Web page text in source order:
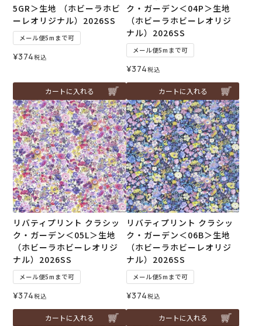
5GR＞生地 （ホビーラホビ
ーレオリジナル）2026SS
メール便5mまで可
¥374税込
カートに入れる
ク・ガーデン＜04P＞生地
（ホビーラホビーレオリジ
ナル）2026SS
メール便5mまで可
¥374税込
カートに入れる
リバティプリント クラシッ
ク・ガーデン＜05L＞生地
（ホビーラホビーレオリジ
ナル）2026SS
メール便5mまで可
¥374税込
カートに入れる
リバティプリント クラシッ
ク・ガーデン＜06B＞生地
（ホビーラホビーレオリジ
ナル）2026SS
メール便5mまで可
¥374税込
カートに入れる